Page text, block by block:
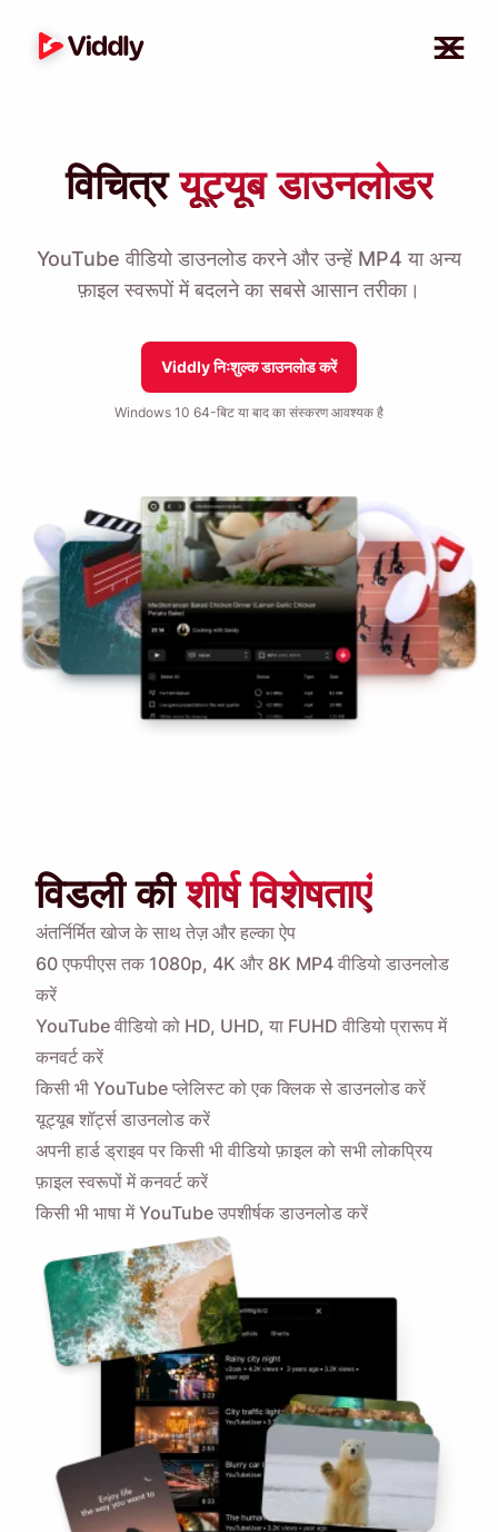
विचित्रयूट्यूब डाउनलोडर
YouTube वीडियो डाउनलोड करने और उन्हें MP4 या अन्य
फ़ाइल स्वरूपों में बदलने का सबसे आसान तरीका।
Viddly निःशुल्क डाउनलोड करें
Windows 10 64-बिट या बाद का संस्करण आवश्यक है
विडली कीशीर्ष विशेषताएं
अंतर्निर्मित खोज के साथ तेज़ और हल्का ऐप
60 एफपीएस तक 1080p, 4K और 8K MP4 वीडियो डाउनलोड
करें
YouTube वीडियो को HD, UHD, या FUHD वीडियो प्रारूप में
कनवर्ट करें
किसी भी YouTube प्लेलिस्ट को एक क्लिक से डाउनलोड करें
यूट्यूब शॉर्ट्स डाउनलोड करें
अपनी हार्ड ड्राइव पर किसी भी वीडियो फ़ाइल को सभी लोकप्रिय
फ़ाइल स्वरूपों में कनवर्ट करें
किसी भी भाषा में YouTube उपशीर्षक डाउनलोड करें